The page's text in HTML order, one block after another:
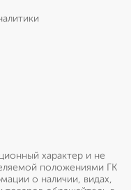
характер и не
положениями ГК
о наличии, видах,